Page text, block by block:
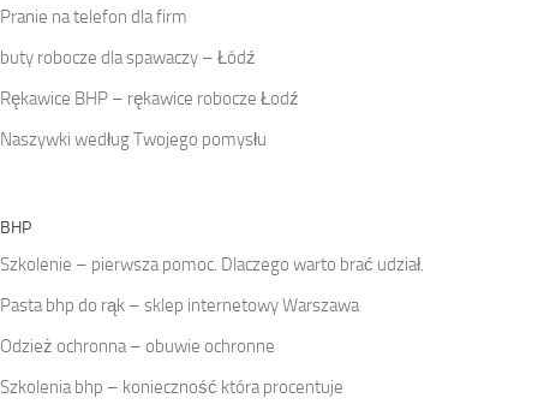
Pranie na telefon dla firm
buty robocze dla spawaczy – Łódź
Rękawice BHP – rękawice robocze Łodź
Naszywki według Twojego pomysłu
BHP
Szkolenie – pierwsza pomoc. Dlaczego warto brać udział.
Pasta bhp do rąk – sklep internetowy Warszawa
Odzież ochronna – obuwie ochronne
Szkolenia bhp – konieczność która procentuje